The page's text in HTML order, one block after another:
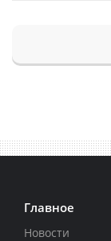
Главное
Новости